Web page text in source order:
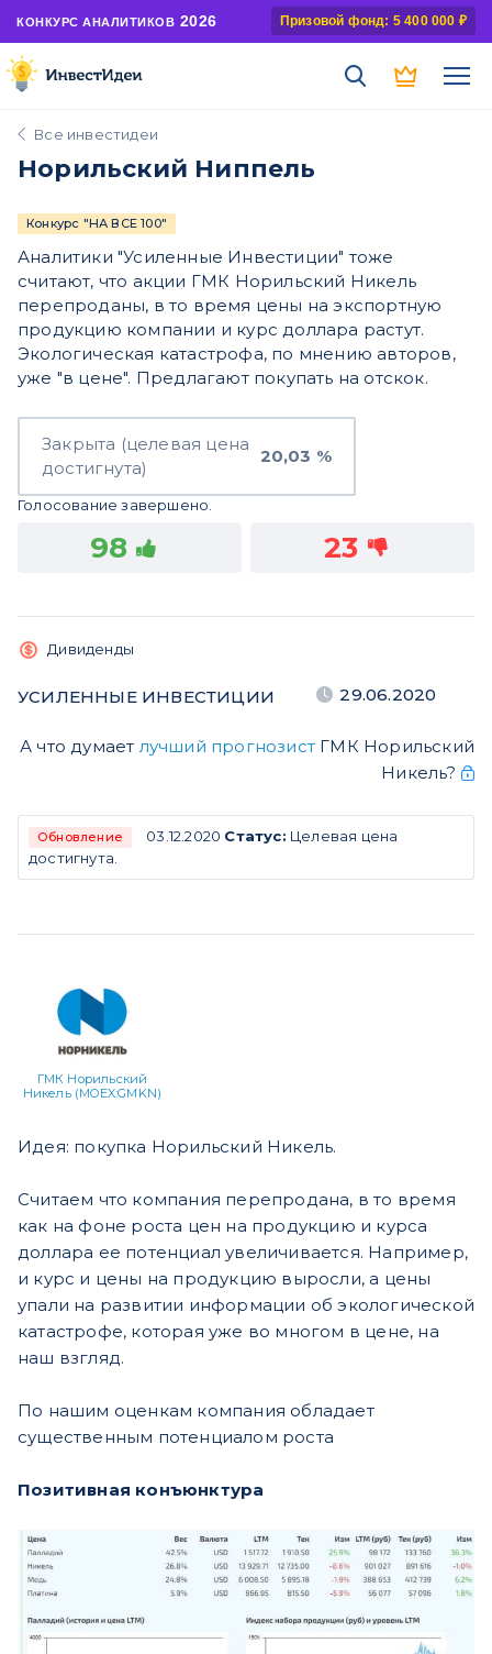
КОНКУРС АНАЛИТИКОВ 2026 Призовой фонд: 5 400 000 ₽
Все инвестидеи
Норильский Ниппель
Конкурс "НА ВСЕ 100"
Аналитики "Усиленные Инвестиции" тоже
считают, что акции ГМК Норильский Никель
перепроданы, в то время цены на экспортную
продукцию компании и курс доллара растут.
Экологическая катастрофа, по мнению авторов,
уже "в цене". Предлагают покупать на отскок.
Закрыта (целевая цена
достигнута)
20,03 %
Голосование завершено.
98 23
Дивиденды
УСИЛЕННЫЕ ИНВЕСТИЦИИ 29.06.2020
А что думает лучший прогнозист ГМК Норильский
Никель?
Обновление 03.12.2020 Статус: Целевая цена
достигнута.
ГМК Норильский
Никель (MOEX:GMKN)
Идея: покупка Норильский Никель.
Считаем что компания перепродана, в то время
как на фоне роста цен на продукцию и курса
доллара ее потенциал увеличивается. Например,
и курс и цены на продукцию выросли, а цены
упали на развитии информации об экологической
катастрофе, которая уже во многом в цене, на
наш взгляд.
По нашим оценкам компания обладает
существенным потенциалом роста
Позитивная конъюнктура